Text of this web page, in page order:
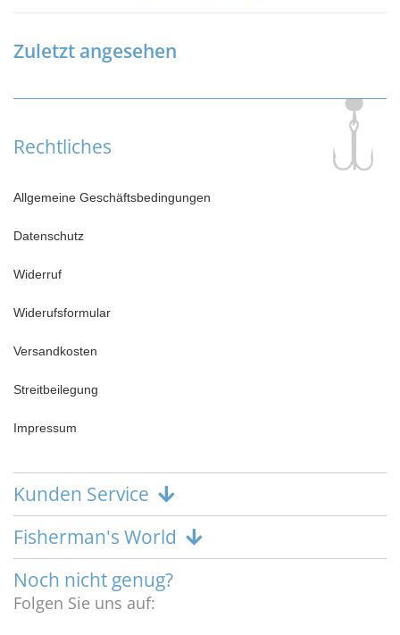
Zuletzt angesehen
Rechtliches
Allgemeine Geschäftsbedingungen
Datenschutz
Widerruf
Widerufsformular
Versandkosten
Streitbeilegung
Impressum
Kunden Service
Fisherman's World
Noch nicht genug?
Folgen Sie uns auf: